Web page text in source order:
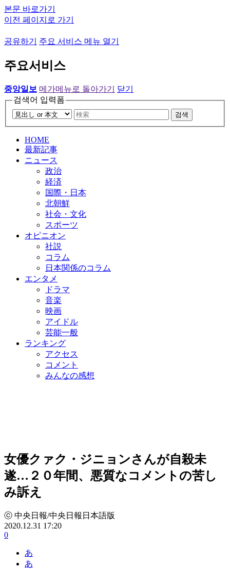
본문 바로가기
이전 페이지로 가기
공유하기 주요 서비스 메뉴 열기
주요서비스
중앙일보 메가메뉴로 돌아가기
닫기
검색어 입력폼
검색
HOME
最新記事
ニュース
政治
経済
国際・日本
北朝鮮
社会・文化
スポーツ
オピニオン
社説
コラム
日本関係のコラム
エンタメ
ドラマ
音楽
映画
アイドル
芸能一般
ランキング
アクセス
コメント
みんなの感想
女優クァク・ジニョンさんが自殺未
遂…２０年間、悪質なコメントの苦し
み訴え
ⓒ 中央日報/中央日報日本語版
2020.12.31 17:20
0
あ
あ